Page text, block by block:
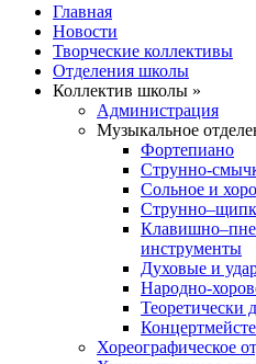
Главная
Новости
Творческие коллективы
Отделения школы
Коллектив школы »
Администрация
Музыкальное
Фортепиано
Струнно-
Сольное и
инструменты
Духовые и
Народно-
Теоретически
Хореографическое